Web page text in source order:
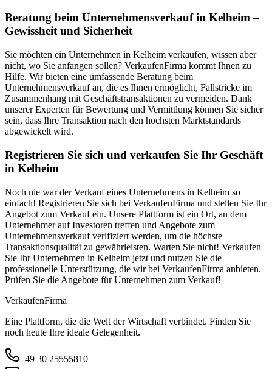
Beratung beim Unternehmensverkauf in Kelheim –
Gewissheit und Sicherheit
Sie möchten ein Unternehmen in Kelheim verkaufen, wissen aber
nicht, wo Sie anfangen sollen? VerkaufenFirma kommt Ihnen zu
Hilfe. Wir bieten eine umfassende Beratung beim
Unternehmensverkauf an, die es Ihnen ermöglicht, Fallstricke im
Zusammenhang mit Geschäftstransaktionen zu vermeiden. Dank
unserer Experten für Bewertung und Vermittlung können Sie sicher
sein, dass Ihre Transaktion nach den höchsten Marktstandards
abgewickelt wird.
Registrieren Sie sich und verkaufen Sie Ihr Geschäft
in Kelheim
Noch nie war der Verkauf eines Unternehmens in Kelheim so
einfach! Registrieren Sie sich bei VerkaufenFirma und stellen Sie Ihr
Angebot zum Verkauf ein. Unsere Plattform ist ein Ort, an dem
Unternehmer auf Investoren treffen und Angebote zum
Unternehmensverkauf verifiziert werden, um die höchste
Transaktionsqualität zu gewährleisten. Warten Sie nicht! Verkaufen
Sie Ihr Unternehmen in Kelheim jetzt und nutzen Sie die
professionelle Unterstützung, die wir bei VerkaufenFirma anbieten.
Prüfen Sie die Angebote für Unternehmen zum Verkauf!
VerkaufenFirma
Eine Plattform, die die Welt der Wirtschaft verbindet. Finden Sie
noch heute Ihre ideale Gelegenheit.
+49 30 25555810